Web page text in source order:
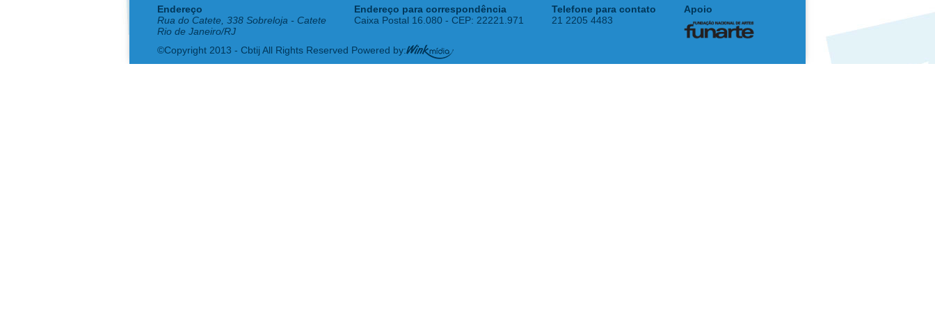
Endereço
Rua do Catete, 338 Sobreloja - Catete
Rio de Janeiro/RJ
Endereço para correspondência
Caixa Postal 16.080 - CEP: 22221.971
Telefone para contato
21 2205 4483
Apoio
©Copyright 2013 - Cbtij All Rights Reserved Powered by: